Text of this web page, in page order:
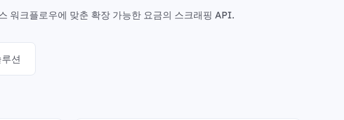
워크플로우에 맞춘 확장 가능한 요금의 스크래핑 API.
션